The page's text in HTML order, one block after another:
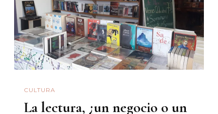
‘palomita’
De
Tarantino
CULTURA
La lectura, ¿un negocio o un